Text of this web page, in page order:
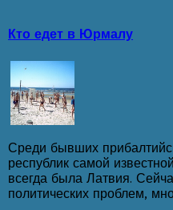
Кто едет в Юрмалу
Среди бывших
республик самой
всегда была Латвия.
политических проблем,